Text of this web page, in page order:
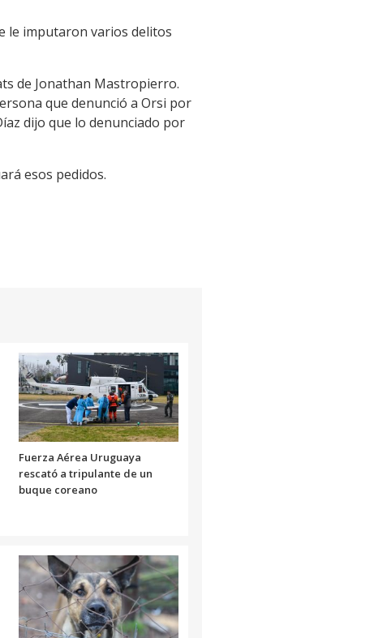
le imputaron varios delitos
de Jonathan Mastropierro.
que denunció a Orsi por
dijo que lo denunciado por
esos pedidos.
Fuerza Aérea Uruguaya
rescató a tripulante de un
buque coreano